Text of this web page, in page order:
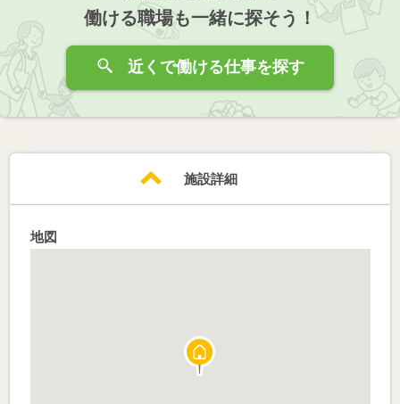
働ける職場も一緒に探そう！
近くで働ける仕事を探す
施設詳細
地図